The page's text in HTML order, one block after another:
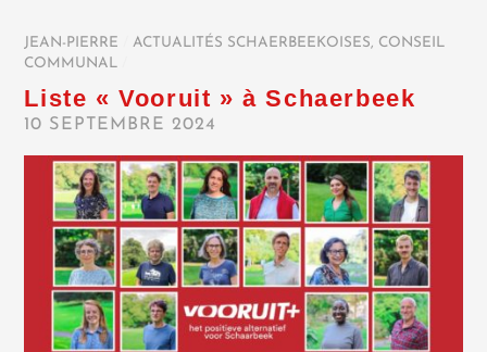
JEAN-PIERRE ACTUALITÉS SCHAERBEEKOISES, CONSEIL
COMMUNAL
Liste « Vooruit » à Schaerbeek
10 SEPTEMBRE 2024